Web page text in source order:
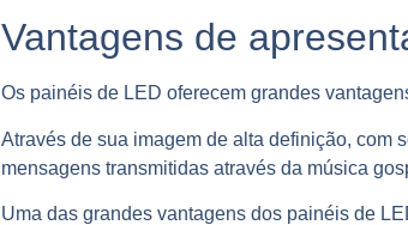
Vantagens de
Os painéis de LED oferecem grandes
Através de sua imagem de alta definição, com
mensagens transmitidas através da música
Uma das grandes vantagens dos painéis de